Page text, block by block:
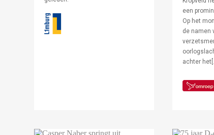
een
Op het
de namen
achter